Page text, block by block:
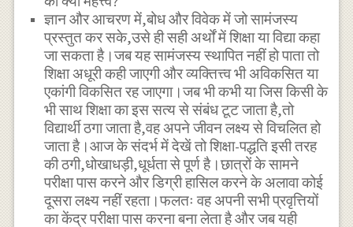
ज्ञान और आचरण में,बोध और विवेक में जो सामंजस्य
प्रस्तुत कर सके,उसे ही सही अर्थों में शिक्षा या विद्या कहा
जा सकता है।जब यह सामंजस्य स्थापित नहीं हो पाता तो
शिक्षा अधूरी कही जाएगी और व्यक्तित्त्व भी अविकसित या
एकांगी विकसित रह जाएगा।जब भी कभी या जिस किसी के
भी साथ शिक्षा का इस सत्य से संबंध टूट जाता है,तो
विद्यार्थी ठगा जाता है,वह अपने जीवन लक्ष्य से विचलित हो
जाता है।आज के संदर्भ में देखें तो शिक्षा-पद्धति इसी तरह
की ठगी,धोखाधड़ी,धूर्धता से पूर्ण है।छात्रों के सामने
परीक्षा पास करने और डिग्री हासिल करने के अलावा कोई
दूसरा लक्ष्य नहीं रहता।फलतः वह अपनी सभी प्रवृत्तियों
का केंद्र परीक्षा पास करना बना लेता है और जब यही